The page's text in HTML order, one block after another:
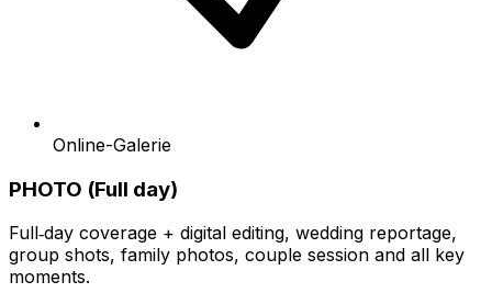
Online-Galerie
PHOTO (Full day)
Full‑day coverage + digital editing, wedding reportage,
group shots, family photos, couple session and all key
moments.